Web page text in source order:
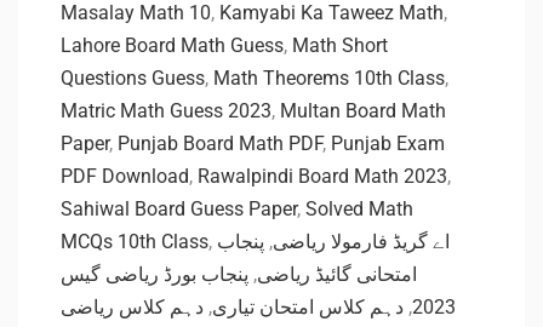
Masalay Math 10, Kamyabi Ka Taweez Math,
Lahore Board Math Guess, Math Short
Questions Guess, Math Theorems 10th Class,
Matric Math Guess 2023, Multan Board Math
Paper, Punjab Board Math PDF, Punjab Exam
PDF Download, Rawalpindi Board Math 2023,
Sahiwal Board Guess Paper, Solved Math
MCQs 10th Class, اے گریڈ فارمولا ریاضی, پنجاب
امتحانی گائیڈ ریاضی, پنجاب بورڈ ریاضی گیس
2023
, دہم کلاس امتحان تیاری, دہم کلاس ریاضی